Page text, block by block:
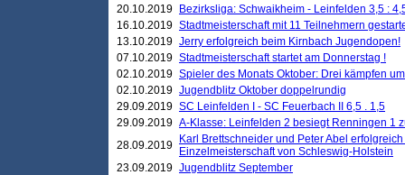
20.10.2019
Bezirksliga: Schwaikheim - Leinfelden 3,5 :
16.10.2019 Stadtmeisterschaft mit 11 Teilnehmern
13.10.2019 Jerry erfolgreich beim Kirnbach Jugendopen!
07.10.2019 Stadtmeisterschaft startet am Donnerstag !
02.10.2019 Spieler des Monats Oktober: Drei kämpfen
02.10.2019 Jugendblitz Oktober doppelrundig
29.09.2019 SC Leinfelden I - SC Feuerbach II 6,5 . 1,5
29.09.2019 A-Klasse: Leinfelden 2 besiegt Renningen 1
28.09.2019
Karl Brettschneider und Peter Abel
Einzelmeisterschaft von Schleswig-Holstein
23.09.2019 Jugendblitz September